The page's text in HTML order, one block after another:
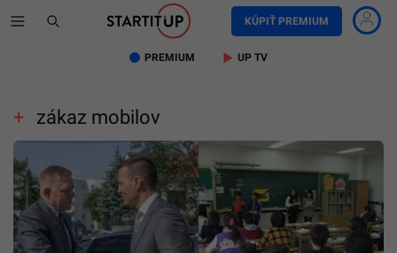
KÚPIŤ PREMIUM
PREMIUM UP TV
zákaz mobilov